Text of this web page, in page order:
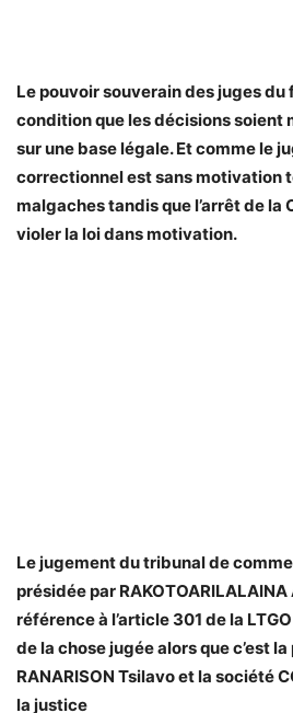
Le pouvoir souverain des juges
condition que les décisions soient
sur une base légale. Et comme le
correctionnel est sans motivation
malgaches tandis que l’arrêt de la
violer la loi dans motivation.
Le jugement du tribunal de
présidée par
référence à l’article 301 de la
de la chose jugée alors que c’est
RANARISON Tsilavo et la société
la justice